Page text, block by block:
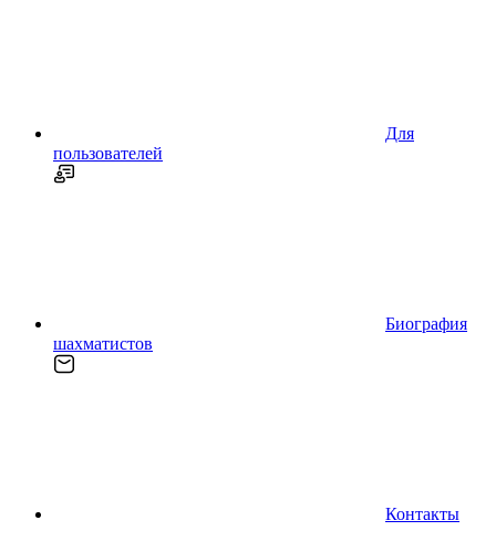
Для
пользователей
Биография
шахматистов
Контакты